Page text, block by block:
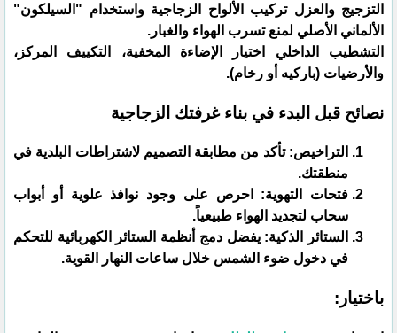
التزجيج والعزل تركيب الألواح الزجاجية واستخدام "السيلكون"
الألماني الأصلي لمنع تسرب الهواء والغبار.
التشطيب الداخلي اختيار الإضاءة المخفية، التكييف المركز،
والأرضيات (باركيه أو رخام).
نصائح قبل البدء في بناء غرفتك الزجاجية
​التراخيص: تأكد من مطابقة التصميم لاشتراطات البلدية في
منطقتك.
​فتحات التهوية: احرص على وجود نوافذ علوية أو أبواب
سحاب لتجديد الهواء طبيعياً.
​الستائر الذكية: يفضل دمج أنظمة الستائر الكهربائية للتحكم
في دخول ضوء الشمس خلال ساعات النهار القوية.
​باختيار: